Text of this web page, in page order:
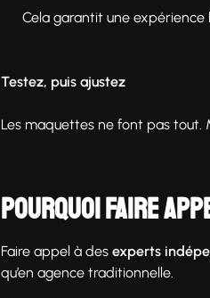
Cela garantit une
Testez, puis ajustez
Les maquettes ne font pas tout.
Pourquoi faire
Faire appel à des experts
qu’en agence traditionnelle.